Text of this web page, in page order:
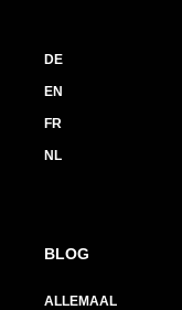
DE
EN
FR
NL
BLOG
ALLEMAAL